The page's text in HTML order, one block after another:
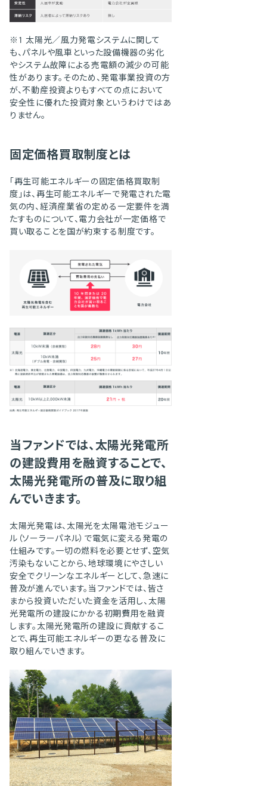
※1 太陽光／風力発電システムに関して
も、パネルや風車といった設備機器の劣化
やシステム故障による売電額の減少の可能
性があります。そのため、発電事業投資の方
が、不動産投資よりもすべての点において
安全性に優れた投資対象というわけではあ
りません。
固定価格買取制度とは
「再生可能エネルギーの固定価格買取制
度」は、再生可能エネルギーで発電された電
気の内、経済産業省の定める一定要件を満
たすものについて、電力会社が一定価格で
買い取ることを国が約束する制度です。
当ファンドでは、太陽光発電所
の建設費用を融資することで、
太陽光発電所の普及に取り組
んでいきます。
太陽光発電は、太陽光を太陽電池モジュー
ル（ソーラーパネル）で電気に変える発電の
仕組みです。一切の燃料を必要とせず、空気
汚染もないことから、地球環境にやさしい
安全でクリーンなエネルギーとして、急速に
普及が進んでいます。当ファンドでは、皆さ
まから投資いただいた資金を活用し、太陽
光発電所の建設にかかる初期費用を融資
します。太陽光発電所の建設に貢献するこ
とで、再生可能エネルギーの更なる普及に
取り組んでいきます。